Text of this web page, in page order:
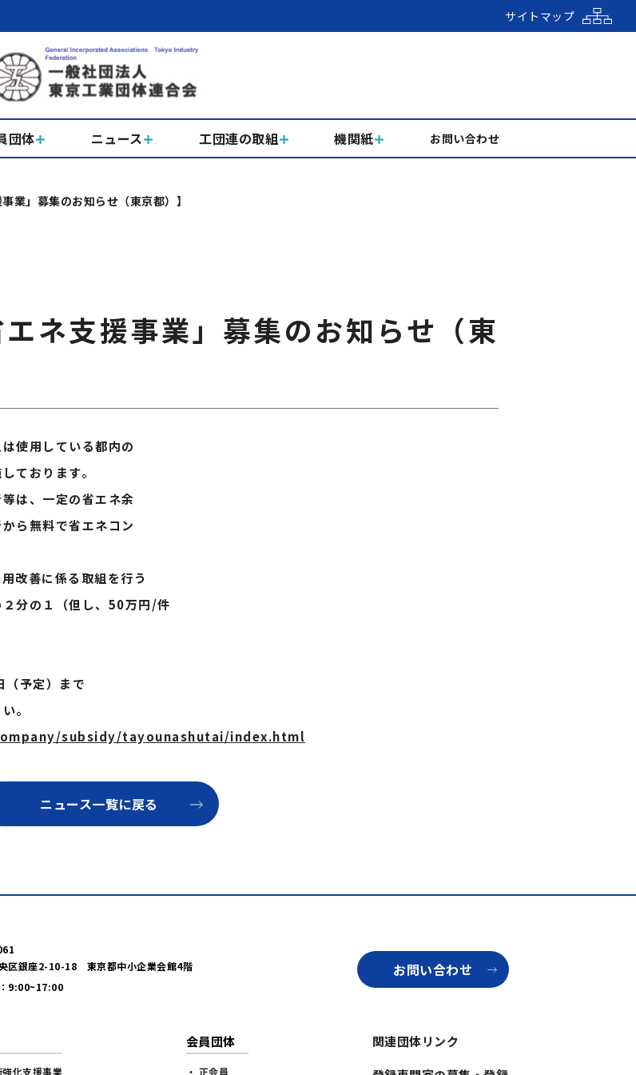
サイトマップ
団体 ニュース 工団連の取組 機関紙 お問い合わせ
業」募集のお知らせ（東京都）】
エネ支援事業」募集のお知らせ（東
用している都内の
おります。
、一定の省エネ余
無料で省エネコン
善に係る取組を行う
の１（但し、50万円/件
予定）まで
。
subsidy/tayounashutai/index.html
ニュース一覧に戻る
区銀座2-10-18 東京都中小企業会館4階
9:00~17:00
お問い合わせ
化支援事業
会員団体
・ 正会員
関連団体リンク